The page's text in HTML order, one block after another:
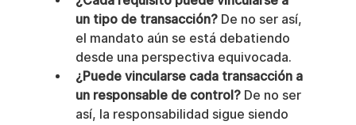
un tipo de transacción? De no ser así,
el mandato aún se está debatiendo
desde una perspectiva equivocada.
¿Puede vincularse cada transacción a
un responsable de control? De no ser
así, la responsabilidad sigue siendo